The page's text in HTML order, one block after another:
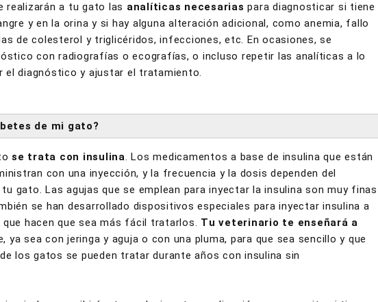
realizarán a tu gato las analíticas necesarias para diagnosticar si tiene
y en la orina y si hay alguna alteración adicional, como anemia, fallo
de colesterol y triglicéridos, infecciones, etc. En ocasiones, se
con radiografías o ecografías, o incluso repetir las analíticas a lo
el diagnóstico y ajustar el tratamiento.
de mi gato?
se trata con insulina. Los medicamentos a base de insulina que están
con una inyección, y la frecuencia y la dosis dependen del
gato. Las agujas que se emplean para inyectar la insulina son muy finas
se han desarrollado dispositivos especiales para inyectar insulina a
hacen que sea más fácil tratarlos. Tu veterinario te enseñará a
ya sea con jeringa y aguja o con una pluma, para que sea sencillo y que
los gatos se pueden tratar durante años con insulina sin